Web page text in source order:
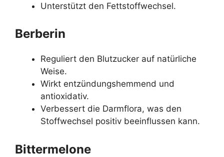
Unterstützt den Fettstoffwechsel.
Berberin
Reguliert den Blutzucker auf natürliche
Weise.
Wirkt entzündungshemmend und
antioxidativ.
Verbessert die Darmflora, was den
Stoffwechsel positiv beeinflussen kann.
Bittermelone